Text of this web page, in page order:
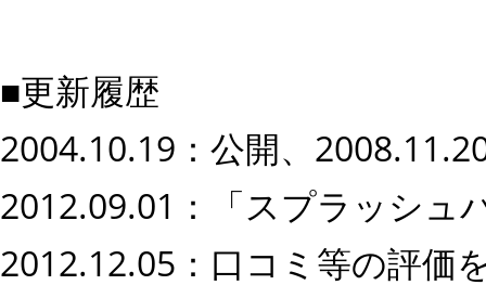
■更新履歴
2004.10.19：公開、
2012.09.01：「スプラッシュ
2012.12.05：口コミ等の評価